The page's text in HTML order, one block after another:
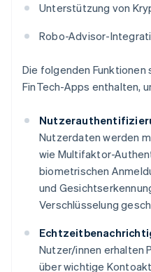
Unterstützung von
Robo-Advisor-
Die folgenden Funktionen
FinTech-Apps enthalten,
Nutzerdaten werden
wie Multifaktor-
biometrischen
und
Verschlüsselung
Nutzer/innen erhalten
über wichtige